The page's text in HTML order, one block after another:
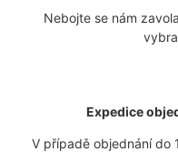
Nebojte se nám
Expedice
V případě objednání do